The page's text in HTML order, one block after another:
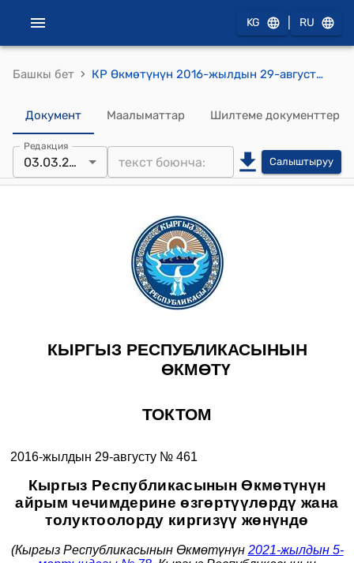
KG RU
Башкы бет › КР Өкмөтүнүн 2016-жылдын 29-августундагы № 461 "Кыргыз Республикасынын Өкмөтүнүн айрым чечимдерине өзгөртүүлөрдү жана толуктоолорду киргизүү жөнүндө" токтому
Документ Маалыматтар Шилтеме документтер
Редакция
03.03.2023 Салыштыруу